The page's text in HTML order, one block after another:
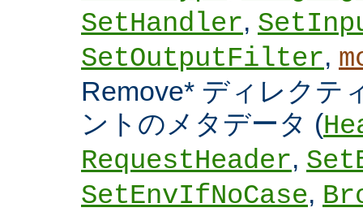
SetHandler,
SetOutputFilter,
Remove* ディレクテ
ントのメタデータ (
RequestHeader,
SetEnvIfNoCase,